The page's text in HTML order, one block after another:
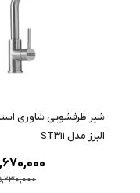
شیر ظرفشویی شاوری
البرز مدل ST311